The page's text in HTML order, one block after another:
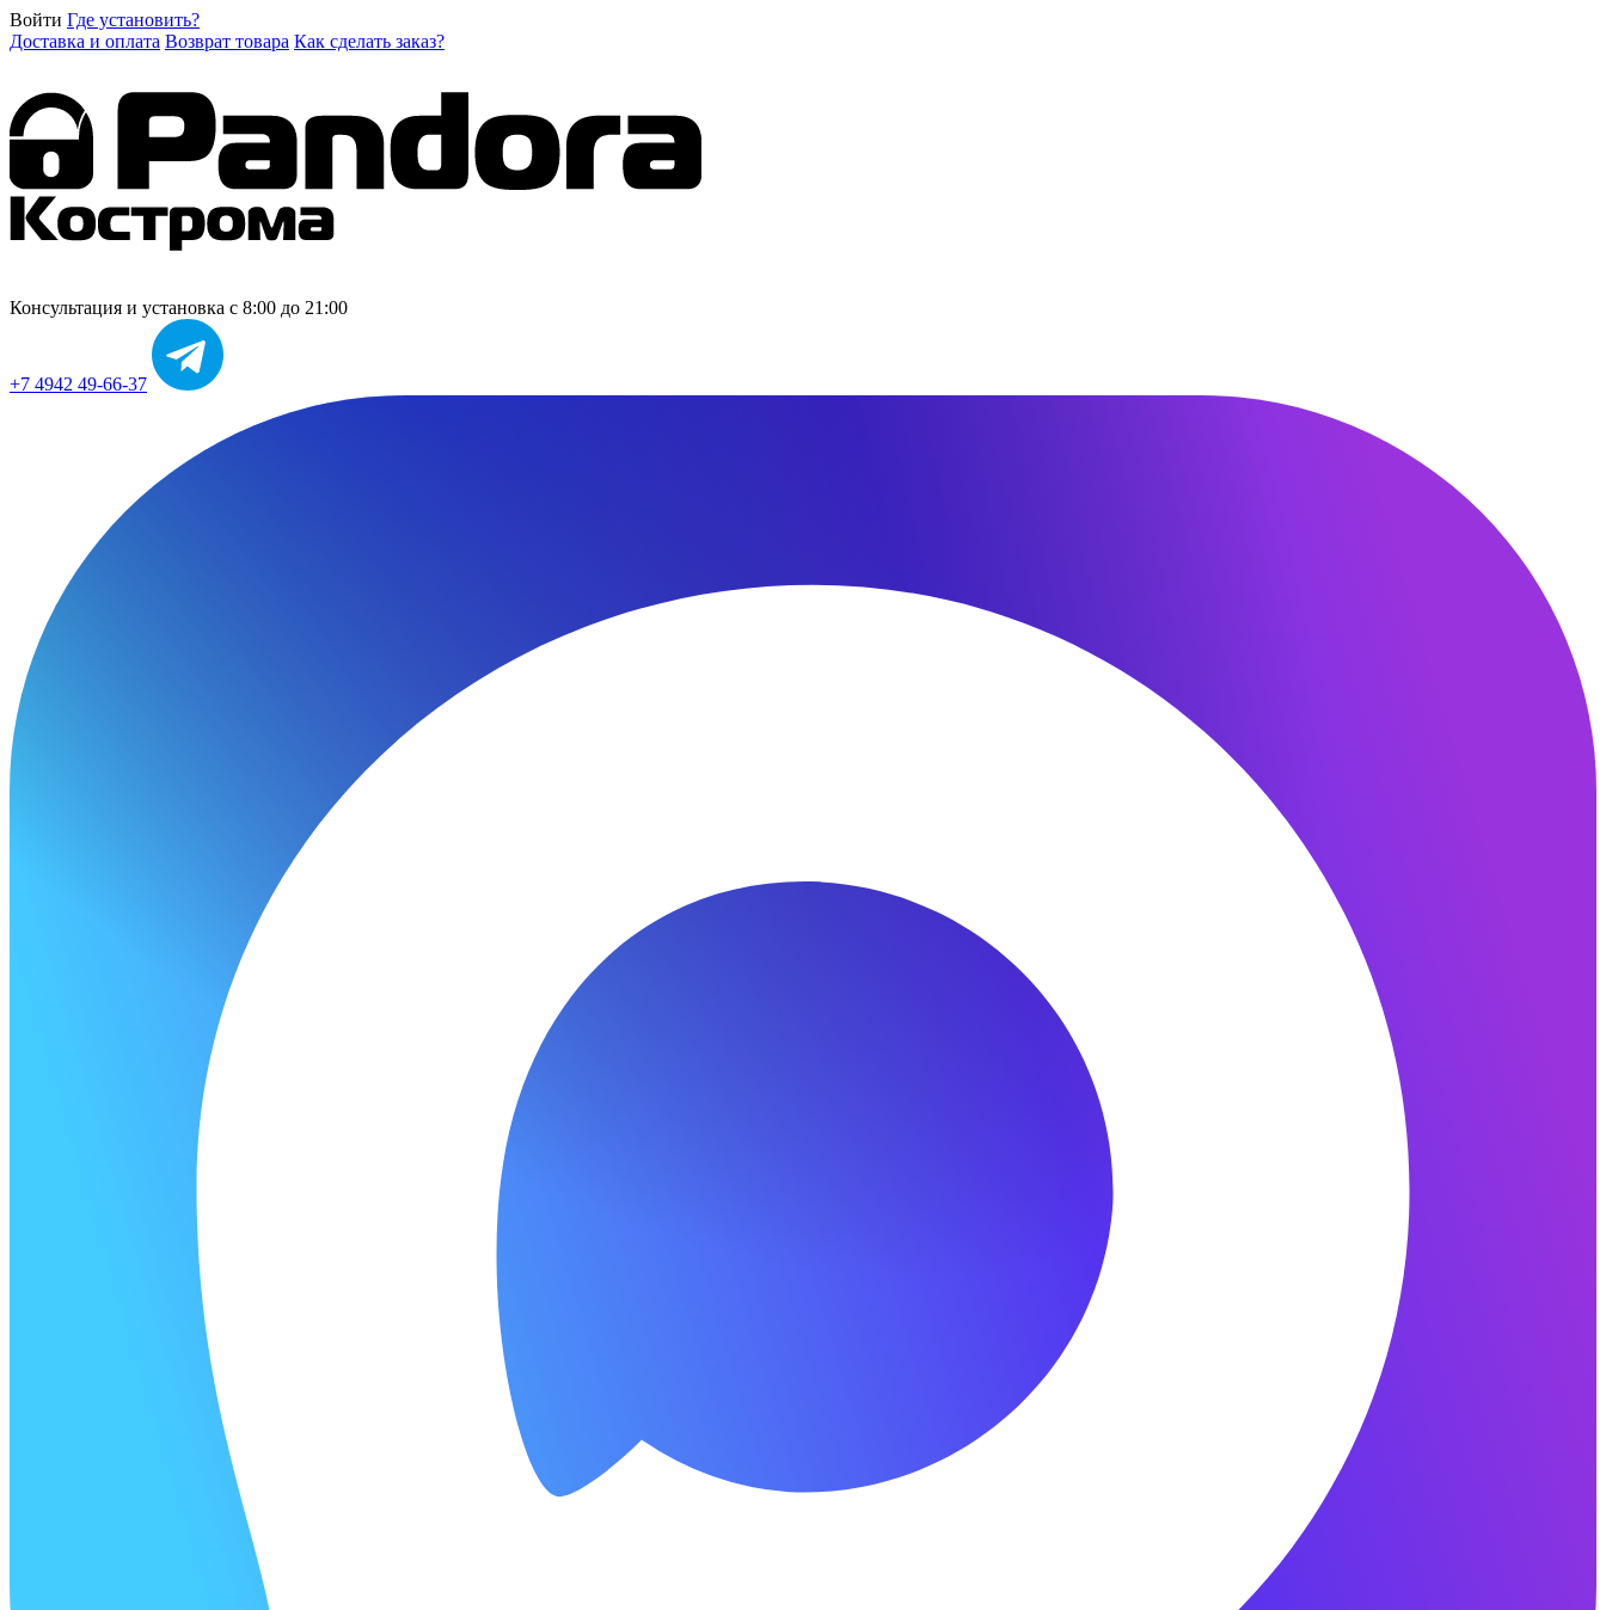
Войти Где установить?
Доставка и оплата Возврат товара Как сделать заказ?
Консультация и установка с 8:00 до 21:00
+7 4942 49-66-37